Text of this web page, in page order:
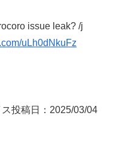
issue leak? /j
uLh0dNkuFz
投稿日：2025/03/04